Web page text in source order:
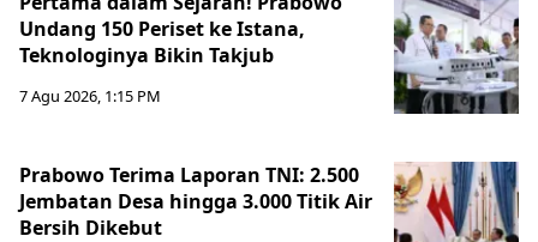
Undang 150 Periset ke Istana,
Teknologinya Bikin Takjub
7 Agu 2026, 1:15 PM
Prabowo Terima Laporan TNI: 2.500
Jembatan Desa hingga 3.000 Titik Air
Bersih Dikebut